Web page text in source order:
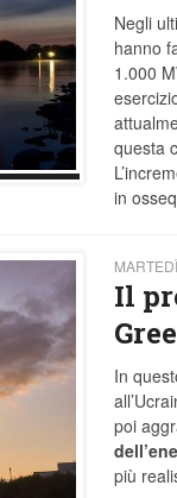
Negli
hanno
1.000
questa
in
Il
In
poi
più